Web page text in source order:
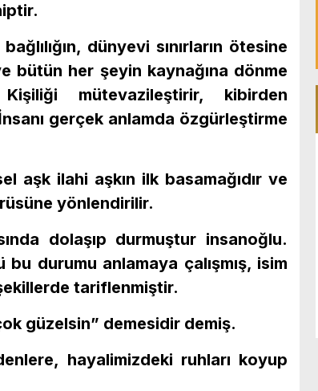
dünyevi sınırların ötesine
her şeyin kaynağına dönme
mütevazileştirir, kibirden
gerçek anlamda özgürleştirme
aşk ilahi aşkın ilk basamağıdır ve
yönlendirilir.
dolaşıp durmuştur insanoğlu.
durumu anlamaya çalışmış, isim
tariflenmiştir.
güzelsin” demesidir demiş.
hayalimizdeki ruhları koyup